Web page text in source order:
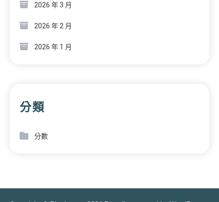
2026 年 3 月
2026 年 2 月
2026 年 1 月
分類
分數